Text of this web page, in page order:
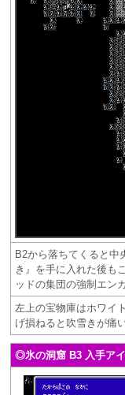
B2から落ちてくると中
き』を手に入れた後も
ッドの集団の強制エン
左上の宝物庫はホワイ
げ損ねると吹雪きが痛
◎氷の洞窟 B3 入手ア